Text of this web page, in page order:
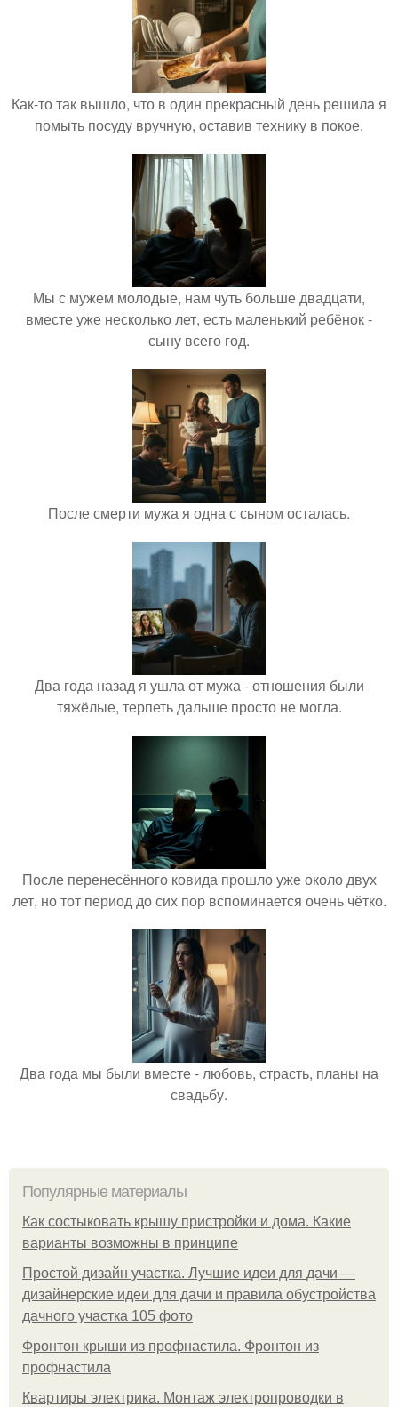
Как-то так вышло, что в один прекрасный день решила я
помыть посуду вручную, оставив технику в покое.
Мы с мужем молодые, нам чуть больше двадцати,
вместе уже несколько лет, есть маленький ребёнок -
сыну всего год.
После смерти мужа я одна с сыном осталась.
Два года назад я ушла от мужа - отношения были
тяжёлые, терпеть дальше просто не могла.
После перенесённого ковида прошло уже около двух
лет, но тот период до сих пор вспоминается очень чётко.
Два года мы были вместе - любовь, страсть, планы на
свадьбу.
Популярные материалы
Как состыковать крышу пристройки и дома. Какие
варианты возможны в принципе
Простой дизайн участка. Лучшие идеи для дачи —
дизайнерские идеи для дачи и правила обустройства
дачного участка 105 фото
Фронтон крыши из профнастила. Фронтон из
профнастила
Квартиры электрика. Монтаж электропроводки в